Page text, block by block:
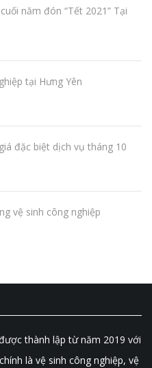
năm đón “Tết 2021” Tại
tại Hưng Yên
đặc biệt dịch vụ tháng 10
vệ sinh công nghiệp
thành lập từ năm 2019 với
là vệ sinh công nghiệp, vệ